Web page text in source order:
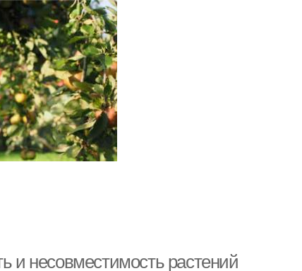
и несовместимость растений